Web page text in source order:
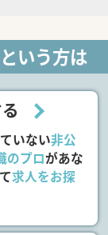
いう方は
いない非公
のプロがあな
求人をお探